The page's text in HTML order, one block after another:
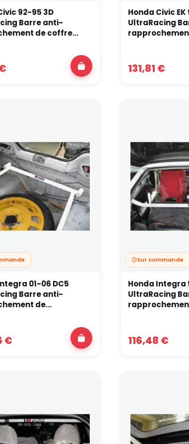
exactement.
à une logique de montage et de rigidification
elles peuvent être complémentaires selon le
92-95 3D
Barre anti-
de coffre...
Honda Civic
UltraRacing
131,81 €
01-06 DC5
Barre anti-
de...
€
Sur commande
Honda Integra
UltraRacing
116,48 €